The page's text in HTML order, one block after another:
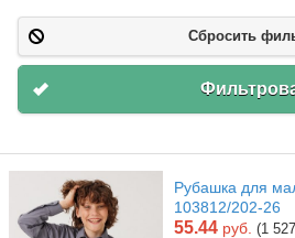
Сбросить
Рубашка для
103812/202-26
55.44 руб. (1